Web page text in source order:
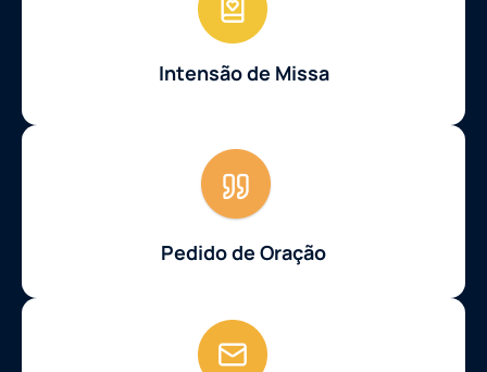
Intensão de Missa
Pedido de Oração